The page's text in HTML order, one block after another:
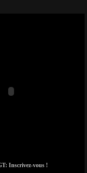
Inscrivez-vous !